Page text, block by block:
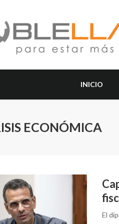
INICIO
ECONÓMICA
El